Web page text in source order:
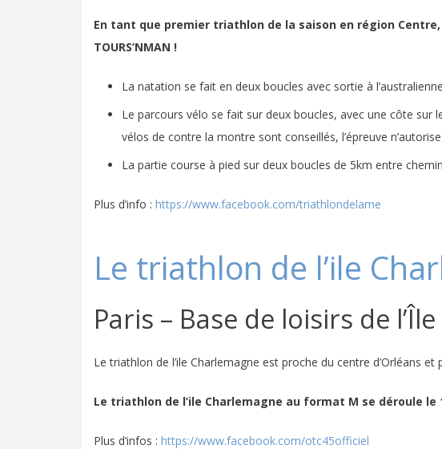
En tant que premier triathlon de la saison en région
TOURS’NMAN !
La natation se fait en deux boucles avec sortie à
Le parcours vélo se fait sur deux boucles, avec une côte sur
vélos de contre la montre sont conseillés, l’épreuve
La partie course à pied sur deux boucles de 5km entre
Plus d’info : https://www.facebook.com/triathlondelame
Le triathlon de l’ile
Paris – Base de loisirs de
Le triathlon de l’ile Charlemagne est proche du centre d’Orléans
Le triathlon de l’ile Charlemagne au format M se déroule
Plus d’infos : https://www.facebook.com/otc45officiel